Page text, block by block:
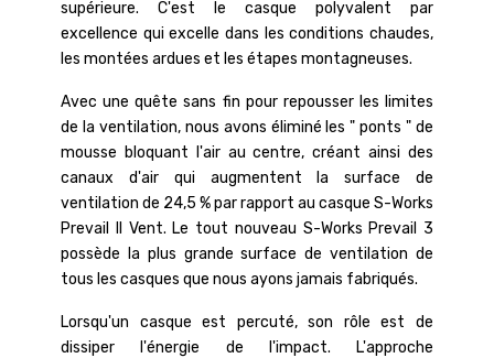
supérieure. C'est le casque polyvalent par
excellence qui excelle dans les conditions chaudes,
les montées ardues et les étapes montagneuses.
Avec une quête sans fin pour repousser les limites
de la ventilation, nous avons éliminé les " ponts " de
mousse bloquant l'air au centre, créant ainsi des
canaux d'air qui augmentent la surface de
ventilation de 24,5 % par rapport au casque S-Works
Prevail II Vent. Le tout nouveau S-Works Prevail 3
possède la plus grande surface de ventilation de
tous les casques que nous ayons jamais fabriqués.
Lorsqu'un casque est percuté, son rôle est de
dissiper l'énergie de l'impact. L'approche